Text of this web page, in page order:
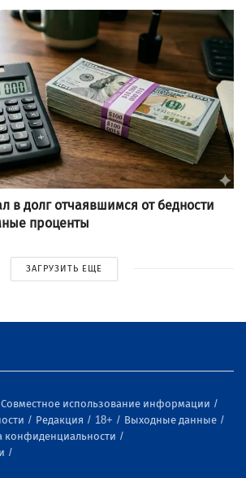
в долг отчаявшимся от бедности
проценты
ЗАГРУЗИТЬ ЕЩЕ
Совместное использование информации
Редакция 18+
Выходные данные
конфиденциальности